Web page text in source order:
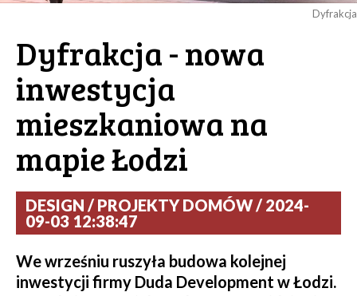
Dyfrakcja
Dyfrakcja - nowa
inwestycja
mieszkaniowa na
mapie Łodzi
DESIGN / PROJEKTY DOMÓW / 2024-
09-03 12:38:47
We wrześniu ruszyła budowa kolejnej
inwestycji firmy Duda Development w Łodzi.